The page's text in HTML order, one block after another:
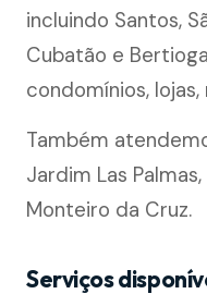
incluindo Santos,
Cubatão e
condomínios,
Também
Jardim Las
Monteiro da Cruz.
Serviços